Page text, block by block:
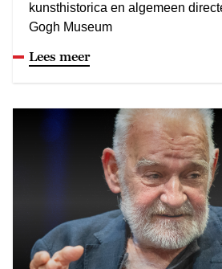
kunsthistorica en algemeen
Gogh Museum
Lees meer